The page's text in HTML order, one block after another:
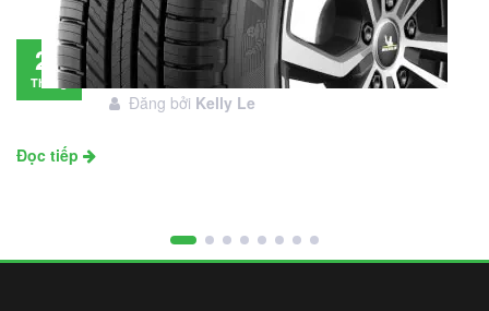
28
Tháng
Đánh giá lốp Michelin Primacy SUV: Đáng
đầu tư không?
Đăng bởi Kelly Le
Đọc tiếp